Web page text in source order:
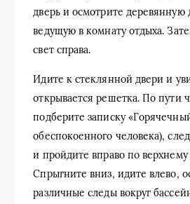
дверь и осмотрите деревянную
ведущую в комнату отдыха.
свет справа.
Идите к стеклянной двери и
открывается решетка. По пути
подберите записку
обеспокоенного человека),
и пройдите вправо по верхнему
Спрыгните вниз, идите влево,
различные следы вокруг